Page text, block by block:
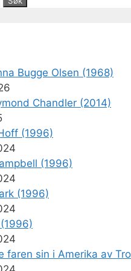
Bugge Olsen (1968)
Chandler (2014)
(1996)
(1996)
(1996)
faren sin i Amerika av